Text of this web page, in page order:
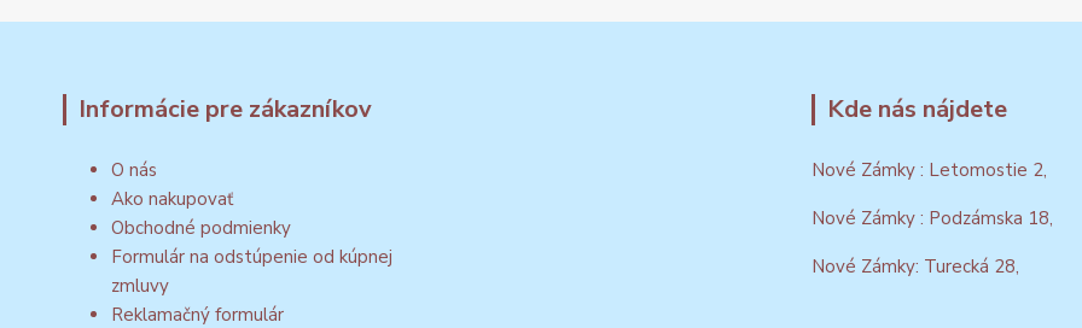
Informácie pre zákazníkov
O nás
Ako nakupovať
Obchodné podmienky
Formulár na odstúpenie od kúpnej
zmluvy
Reklamačný formulár
Kde nás nájdete
Nové Zámky : Letomostie 2,
Nové Zámky : Podzámska 18,
Nové Zámky: Turecká 28,